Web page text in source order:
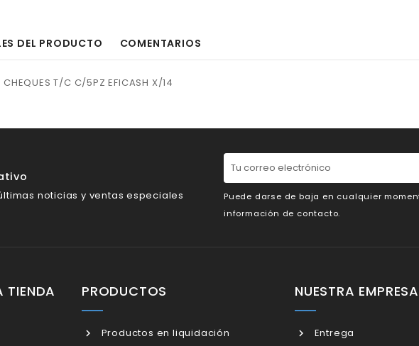
DEL PRODUCTO COMENTARIOS
CHEQUES T/C C/5PZ EFICASH X/14
noticias y ventas especiales
Puede darse de baja en cualquier
información de contacto.
TIENDA PRODUCTOS
Productos en liquidación
NUESTRA EMPRESA
Entrega